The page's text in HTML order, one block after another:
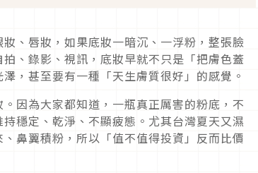
、唇妝，如果底妝一暗沉、一浮粉，整張臉
、錄影、視訊，底妝早就不只是「把膚色蓋
，甚至要有一種「天生膚質很好」的感覺。
因為大家都知道，一瓶真正厲害的粉底，不
穩定、乾淨、不顯疲態。尤其台灣夏天又濕
鼻翼積粉，所以「值不值得投資」反而比價